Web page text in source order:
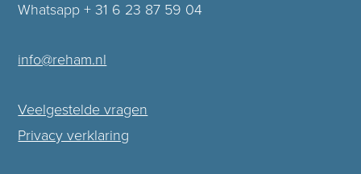
Whatsapp + 31 6 23 87 59 04
info@reham.nl
Veelgestelde vragen
Privacy verklaring